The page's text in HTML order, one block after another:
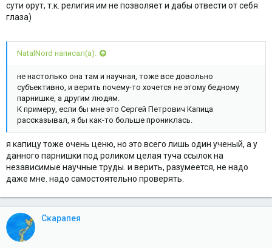
сути орут, т.к. религия им не позволяет и дабы отвести от себя
глаза)
NatalNord написал(а):
не настолько она там и научная, тоже все довольно
субъективно, и верить почему-то хочется не этому бедному
парнишке, а другим людям.
К примеру, если бы мне это Сергей Петрович Капица
рассказывал, я бы как-то больше прониклась.
я капицу тоже очень ценю, но это всего лишь один ученый, а у
данного парнишки под роликом целая туча ссылок на
независимые научные труды. и верить, разумеется, не надо
даже мне. надо самостоятельно проверять.
Скарапея